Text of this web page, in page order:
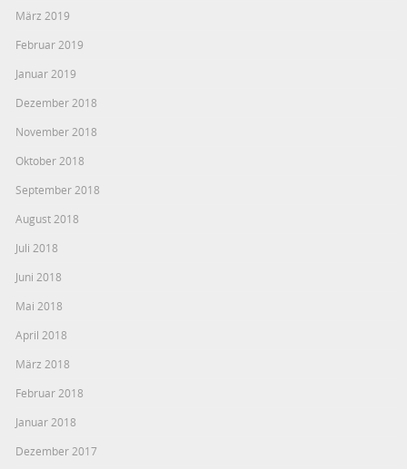
März 2019
Februar 2019
Januar 2019
Dezember 2018
November 2018
Oktober 2018
September 2018
August 2018
Juli 2018
Juni 2018
Mai 2018
April 2018
März 2018
Februar 2018
Januar 2018
Dezember 2017